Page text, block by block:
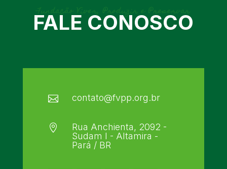
Fundação Viver, Produzir e Preservar
FALE CONOSCO
 contato@fvpp.org.br

Rua Anchienta, 2092 -
Sudam I - Altamira -
Pará / BR